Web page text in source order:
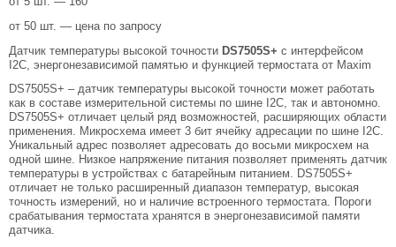
от 50 шт. — цена по запросу
Датчик температуры высокой точности DS7505S+ с интерфейсом
I2C, энергонезависимой памятью и функцией термостата от Maxim
DS7505S+ – датчик температуры высокой точности может работать
как в составе измерительной системы по шине I2C, так и автономно.
DS7505S+ отличает целый ряд возможностей, расширяющих области
применения. Микросхема имеет 3 бит ячейку адресации по шине I2C.
Уникальный адрес позволяет адресовать до восьми микросхем на
одной шине. Низкое напряжение питания позволяет применять датчик
температуры в устройствах с батарейным питанием. DS7505S+
отличает не только расширенный диапазон температур, высокая
точность измерений, но и наличие встроенного термостата. Пороги
срабатывания термостата хранятся в энергонезависимой памяти
датчика.